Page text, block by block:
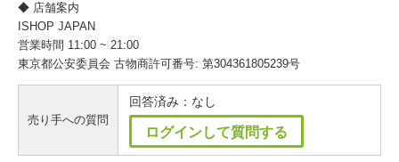
◆ 店舗案内
ISHOP JAPAN
営業時間 11:00 ~ 21:00
東京都公安委員会 古物商許可番号: 第304361805239号
売り手への質問
回答済み：なし
ログインして質問する